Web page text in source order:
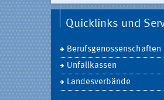
Quicklinks und
Berufsgenossenschaften
Unfallkassen
Landesverbände